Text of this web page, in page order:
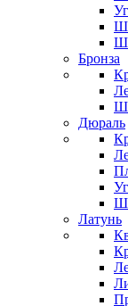
Бронза
Дюраль
Латунь